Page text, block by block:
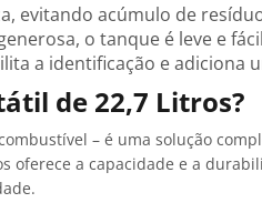
evitando acúmulo de
o tanque é leve e
a identificação e adiciona
de 22,7 Litros?
– é uma solução
oferece a capacidade e a